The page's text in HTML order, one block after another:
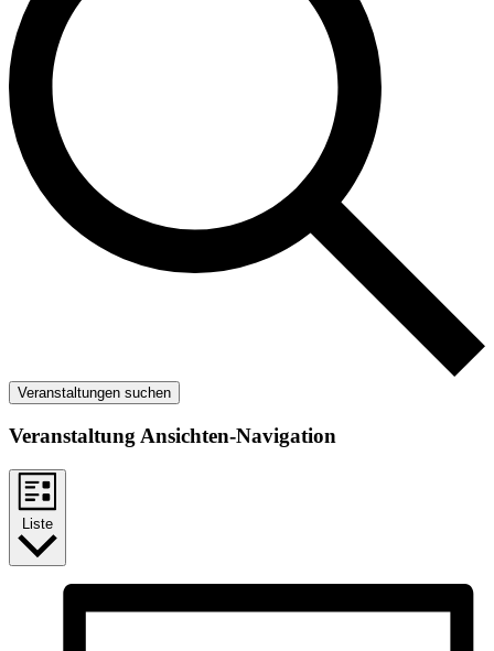
Veranstaltungen suchen
Veranstaltung Ansichten-Navigation
Liste